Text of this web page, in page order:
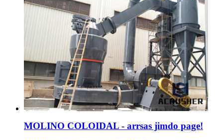
MOLINO COLOIDAL - arrsas jimdo page!